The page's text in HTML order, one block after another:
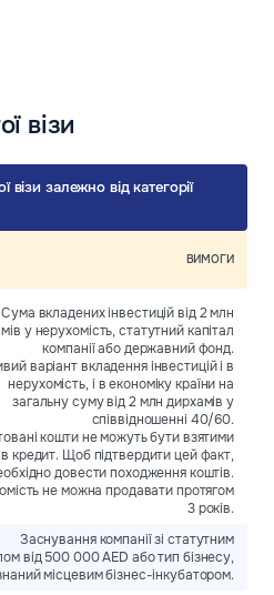
візи
залежно від категорії
ВИМОГИ
Сума вкладених інвестицій від 2 млн
у нерухомість, статутний капітал
компанії або державний фонд.
варіант вкладення інвестицій і в
нерухомість, і в економіку країни на
загальну суму від 2 млн дирхамів у
співвідношенні 40/60.
кошти не можуть бути взятими
в кредит. Щоб підтвердити цей факт,
довести походження коштів.
не можна продавати протягом
3 років.
Заснування компанії зі статутним
від 500 000 AED або тип бізнесу,
місцевим бізнес-інкубатором.